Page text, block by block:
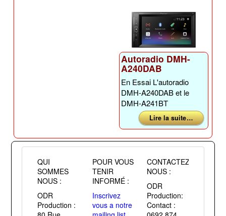
Autoradio DMH-
A240DAB
En Essai L'autoradio
DMH-A240DAB et le
DMH-A241BT
Lire la suite …
QUI
SOMMES
NOUS :
ODR
Production :
CONTACTEZ
NOUS :
ODR
Production:
Contact :
POUR VOUS
TENIR
INFORMÉ :
Inscrivez
vous a notre